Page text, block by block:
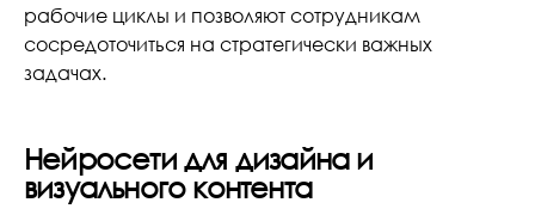
рабочие циклы и позволяют сотрудникам
сосредоточиться на стратегически важных
задачах.
Нейросети для дизайна и
визуального контента